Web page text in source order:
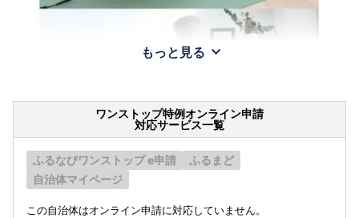
もっと見る
ワンストップ特例オンライン申請
対応サービス一覧
ふるなびワンストップ e申請
ふるまど
自治体マイページ
この自治体はオンライン申請に対応していません。